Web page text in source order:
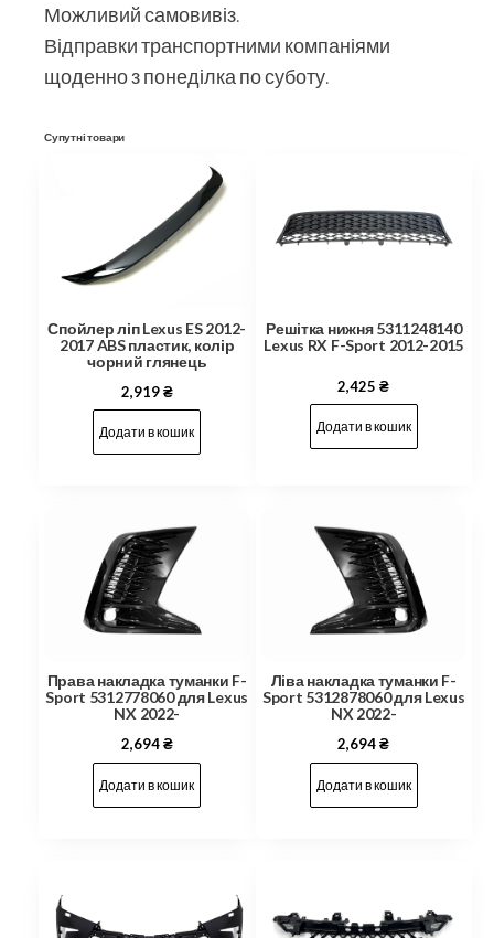
Можливий самовивіз.
Відправки транспортними компаніями
щоденно з понеділка по суботу.
Супутні товари
Спойлер ліп Lexus ES 2012-
2017 ABS пластик, колір
чорний глянець
2,919₴
Додати в кошик
Решітка нижня 5311248140
Lexus RX F-Sport 2012-2015
2,425₴
Додати в кошик
Права накладка туманки F-
Sport 5312778060 для Lexus
NX 2022-
2,694₴
Додати в кошик
Ліва накладка туманки F-
Sport 5312878060 для Lexus
NX 2022-
2,694₴
Додати в кошик